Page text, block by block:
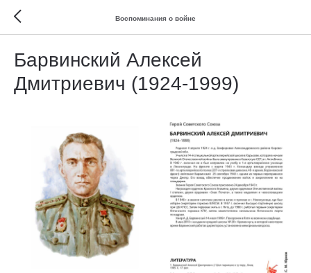
Воспоминания о войне
Барвинский Алексей
Дмитриевич (1924-1999)